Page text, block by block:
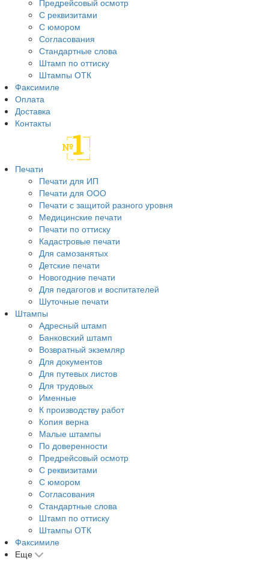
Предрейсовый осмотр
С реквизитами
С юмором
Согласования
Стандартные слова
Штамп по оттиску
Штампы ОТК
Факсимиле
Оплата
Доставка
Контакты
Печати
Печати для ИП
Печати для ООО
Печати с защитой разного уровня
Медицинские печати
Печати по оттиску
Кадастровые печати
Для самозанятых
Детские печати
Новогодние печати
Для педагогов и воспитателей
Шуточные печати
Штампы
Адресный штамп
Банковский штамп
Возвратный экземляр
Для документов
Для путевых листов
Для трудовых
Именные
К производству работ
Копия верна
Малые штампы
По доверенности
Предрейсовый осмотр
С реквизитами
С юмором
Согласования
Стандартные слова
Штамп по оттиску
Штампы ОТК
Факсимиле
Еще